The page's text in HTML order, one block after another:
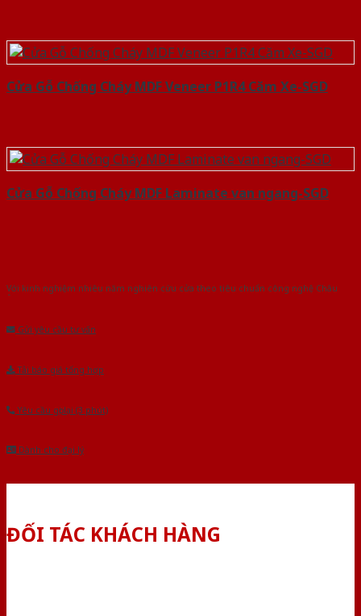
Cửa Gỗ Chống Cháy MDF Veneer P1R4 Căm Xe-SGD
Cửa Gỗ Chống Cháy MDF Laminate van ngang-SGD
Với kinh nghiệm nhiêu năm nghiên cứu cửa theo tiêu chuẩn công nghệ Châu
Gửi yêu cầu tư vấn
Tải báo giá tổng hợp
Yêu cầu gọi lại (3 phút)
Dành cho đại lý
ĐỐI TÁC KHÁCH HÀNG